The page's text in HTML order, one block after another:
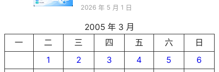
2026 年 5 月 1 日
2005 年 3 月
一
二 三 四 五 六
日
1
2 3 4 5
6